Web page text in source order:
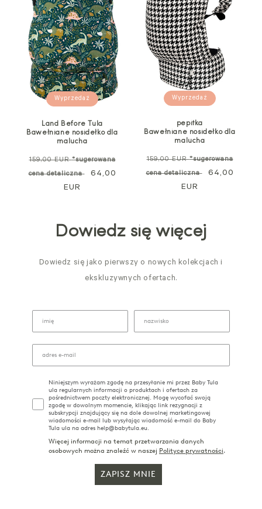
Wyprzedaż
Land Before Tula
Bawełniane nosidełko dla
malucha
Cena
standardowa
159,00 EUR*sugerowana
cena detaliczna
Cena
64,00
EUR
Wyprzedaż
pepitka
Bawełniane nosidełko dla
malucha
Cena
standardowa
159,00 EUR*sugerowana
cena detaliczna
Cena
64,00
EUR
Dowiedz się więcej
Dowiedz się jako pierwszy o nowych kolekcjach i
ekskluzywnych ofertach.
Niniejszym wyrażam zgodę na przesyłanie mi przez Baby Tula
ula regularnych informacji o produktach i ofertach za
pośrednictwem poczty elektronicznej. Mogę wycofać swoją
zgodę w dowolnym momencie, klikając link rezygnacji z
subskrypcji znajdujący się na dole dowolnej marketingowej
wiadomości e-mail lub wysyłając wiadomość e-mail do Baby
Tula ula na adres help@babytula.eu.
Więcej informacji na temat przetwarzania danych
osobowych można znaleźć w naszej Polityce prywatności.
ZAPISZ MNIE